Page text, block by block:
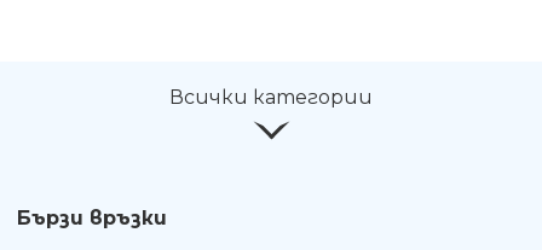
Всички категории
Бързи връзки